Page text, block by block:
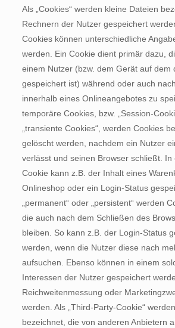
Als „Cookies“ werden kleine Dateien
Rechnern der Nutzer gespeichert
Cookies können unterschiedliche
werden. Ein Cookie dient primär dazu,
einem Nutzer (bzw. dem Gerät auf dem
gespeichert ist) während oder auch
innerhalb eines Onlineangebotes zu
temporäre Cookies, bzw. „Session-
„transiente Cookies“, werden Cookies
gelöscht werden, nachdem ein Nutzer
verlässt und seinen Browser schließt. In
Cookie kann z.B. der Inhalt eines
Onlineshop oder ein Login-Status
„permanent“ oder „persistent“ werden
die auch nach dem Schließen des
bleiben. So kann z.B. der Login-Status
werden, wenn die Nutzer diese nach
aufsuchen. Ebenso können in einem
Interessen der Nutzer gespeichert
Reichweitenmessung oder
werden. Als „Third-Party-Cookie“
bezeichnet, die von anderen Anbietern